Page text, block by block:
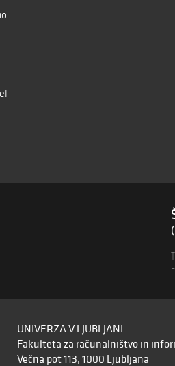
UNIVERZA V LJUBLJANI
Fakulteta za računalništvo in
Večna pot 113, 1000 Ljubljana